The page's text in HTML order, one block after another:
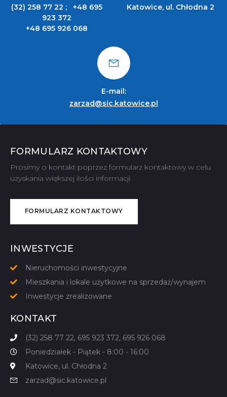
(32) 258 77 22 ; +48 695
923 372
+48 695 926 068
Katowice, ul. Chłodna 2
E-mail:
zarzad@sic.katowice.pl
FORMULARZ KONTAKTOWY
Prosimy o kontakt poprzez formularz kontaktowy w celu
uzyskania większej ilości informacji.
FORMULARZ KONTAKTOWY
INWESTYCJE
Nieruchomości inwestycyjne
Mieszkania i lokale użytkowe na sprzedaż/wynajem
Inwestycje zrealizowane
KONTAKT
(32) 258 77 22, 695 923 372, 695 926 068
Poniedziałek - Piątek - 8:00 - 16:00
Katowice, ul. Chłodna 2
zarzad@sic.katowice.pl